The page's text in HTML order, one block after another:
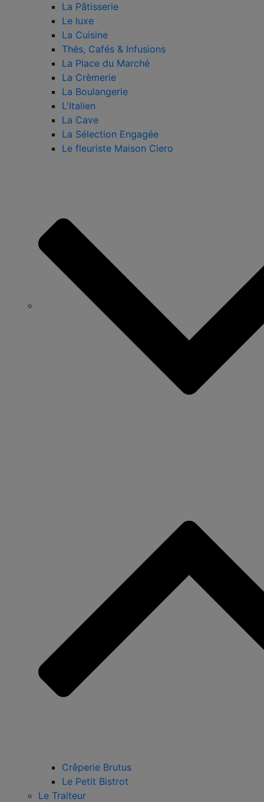
La Pâtisserie
Le luxe
La Cuisine
Thés, Cafés & Infusions
La Place du Marché
La Crèmerie
La Boulangerie
L'Italien
La Cave
La Sélection Engagée
Le fleuriste Maison Ciero
Crêperie Brutus
Le Petit Bistrot
Le Traiteur